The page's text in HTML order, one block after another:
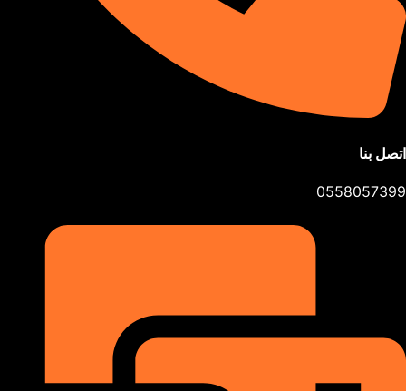
اتصل بنا
0558057399